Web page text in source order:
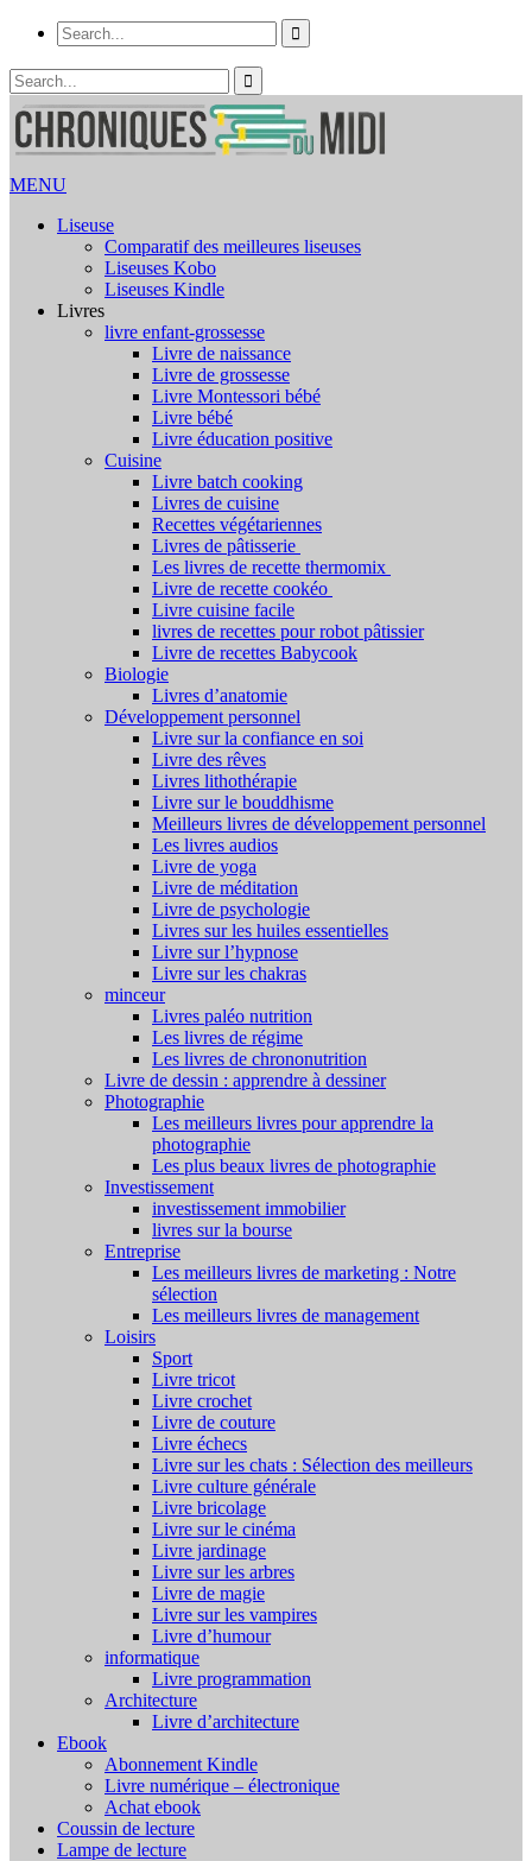
MENU
Liseuse
Comparatif des meilleures liseuses
Liseuses Kobo
Liseuses Kindle
Livres
livre enfant-grossesse
Livre de naissance
Livre de grossesse
Livre Montessori bébé
Livre bébé
Livre éducation positive
Cuisine
Livre batch cooking
Livres de cuisine
Recettes végétariennes
Livres de pâtisserie
Les livres de recette thermomix
Livre de recette cookéo
Livre cuisine facile
livres de recettes pour robot pâtissier
Livre de recettes Babycook
Biologie
Livres d’anatomie
Développement personnel
Livre sur la confiance en soi
Livre des rêves
Livres lithothérapie
Livre sur le bouddhisme
Meilleurs livres de développement personnel
Les livres audios
Livre de yoga
Livre de méditation
Livre de psychologie
Livres sur les huiles essentielles
Livre sur l’hypnose
Livre sur les chakras
minceur
Livres paléo nutrition
Les livres de régime
Les livres de chrononutrition
Livre de dessin : apprendre à dessiner
Photographie
Les meilleurs livres pour apprendre la
photographie
Les plus beaux livres de photographie
Investissement
investissement immobilier
livres sur la bourse
Entreprise
Les meilleurs livres de marketing : Notre
sélection
Les meilleurs livres de management
Loisirs
Sport
Livre tricot
Livre crochet
Livre de couture
Livre échecs
Livre sur les chats : Sélection des meilleurs
Livre culture générale
Livre bricolage
Livre sur le cinéma
Livre jardinage
Livre sur les arbres
Livre de magie
Livre sur les vampires
Livre d’humour
informatique
Livre programmation
Architecture
Livre d’architecture
Ebook
Abonnement Kindle
Livre numérique – électronique
Achat ebook
Coussin de lecture
Lampe de lecture